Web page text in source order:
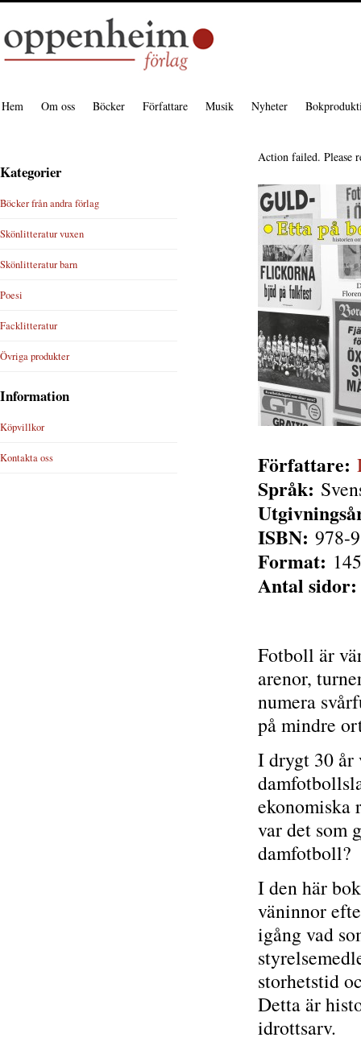
Hem Om oss Böcker Författare Musik Nyheter
Action failed. Please
Författare:
Språk:
ISBN: 978-
Format:
Antal sidor:
Fotboll är
arenor,
numera
på mindre
I drygt 30 år
ekonomiska
var det som
damfotboll?
I den här
väninnor
igång vad
storhetstid
Detta är
idrottsarv.
Kategorier
Böcker från andra förlag
Skönlitteratur vuxen
Skönlitteratur barn
Poesi
Facklitteratur
Övriga produkter
Information
Köpvillkor
Kontakta oss